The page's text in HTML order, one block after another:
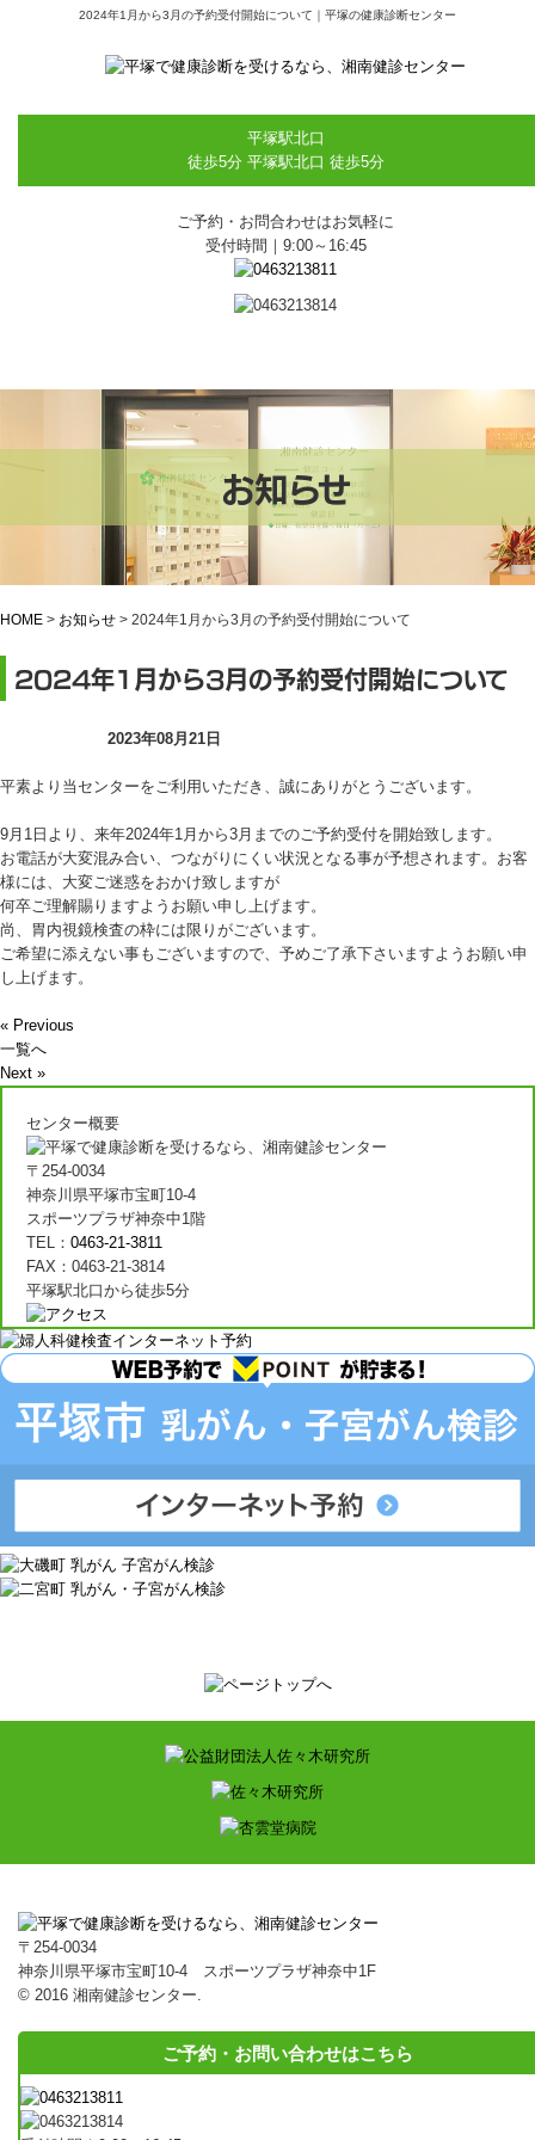
2024年1月から3月の予約受付開始について｜平塚の健康診断センター
平塚駅北口
徒歩5分 平塚駅北口 徒歩5分
ご予約・お問合わせはお気軽に
受付時間｜9:00～16:45
お知らせ
HOME > お知らせ > 2024年1月から3月の予約受付開始について
2024年1月から3月の予約受付開始について
2023年08月21日
平素より当センターをご利用いただき、誠にありがとうございます。
9月1日より、来年2024年1月から3月までのご予約受付を開始致します。
お電話が大変混み合い、つながりにくい状況となる事が予想されます。お客
様には、大変ご迷惑をおかけ致しますが
何卒ご理解賜りますようお願い申し上げます。
尚、胃内視鏡検査の枠には限りがございます。
ご希望に添えない事もございますので、予めご了承下さいますようお願い申
し上げます。
« Previous
一覧へ
Next »
センター概要
〒254-0034
神奈川県平塚市宝町10-4
スポーツプラザ神奈中1階
TEL： 0463-21-3811
FAX：0463-21-3814
平塚駅北口から徒歩5分
〒254-0034
神奈川県平塚市宝町10-4 スポーツプラザ神奈中1F
© 2016 湘南健診センター.
ご予約・お問い合わせはこちら